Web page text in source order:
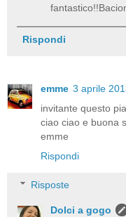
Rispondi
emme 3 aprile
invitante questo
ciao ciao e buona
emme
Rispondi
Risposte
Dolci a gogo